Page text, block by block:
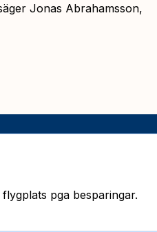
Jonas Abrahamsson,
pga besparingar.